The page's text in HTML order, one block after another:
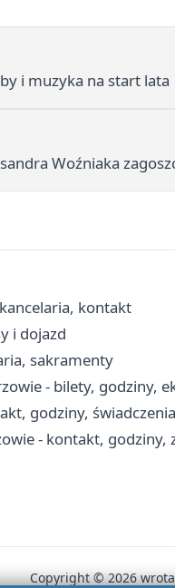
i muzyka na start lata
Woźniaka
kontakt
i dojazd
sakramenty
- bilety, godziny,
godziny,
- kontakt, godziny,
Copyright © 2026